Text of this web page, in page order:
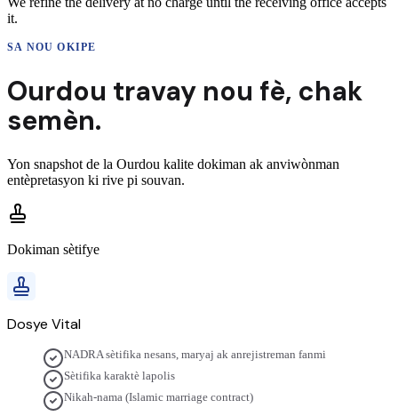
it.
SA NOU OKIPE
Ourdou travay nou fè, chak
semèn.
Yon snapshot de la Ourdou kalite dokiman ak anviwònman
entèpretasyon ki rive pi souvan.
Dokiman sètifye
Dosye Vital
NADRA sètifika nesans, maryaj ak anrejistreman fanmi
Sètifika karaktè lapolis
Nikah-nama (Islamic marriage contract)